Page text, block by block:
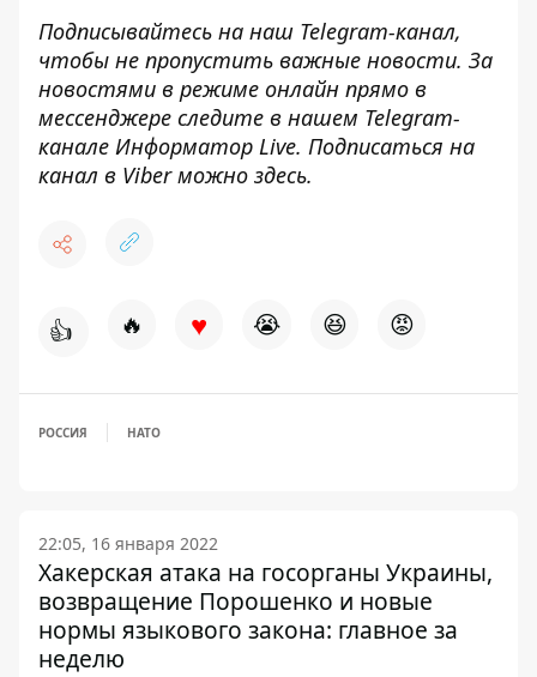
Подписывайтесь на наш Telegram-канал,
чтобы не пропустить важные новости. За
новостями в режиме онлайн прямо в
мессенджере следите в нашем Telegram-
канале Информатор Live. Подписаться на
канал в Viber можно здесь.
👍 🔥 ♥ 😭 😆 😡
РОССИЯ НАТО
22:05, 16 января 2022
Хакерская атака на госорганы Украины,
возвращение Порошенко и новые
нормы языкового закона: главное за
неделю